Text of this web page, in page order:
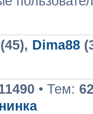
(45), Dima88
• Тем: